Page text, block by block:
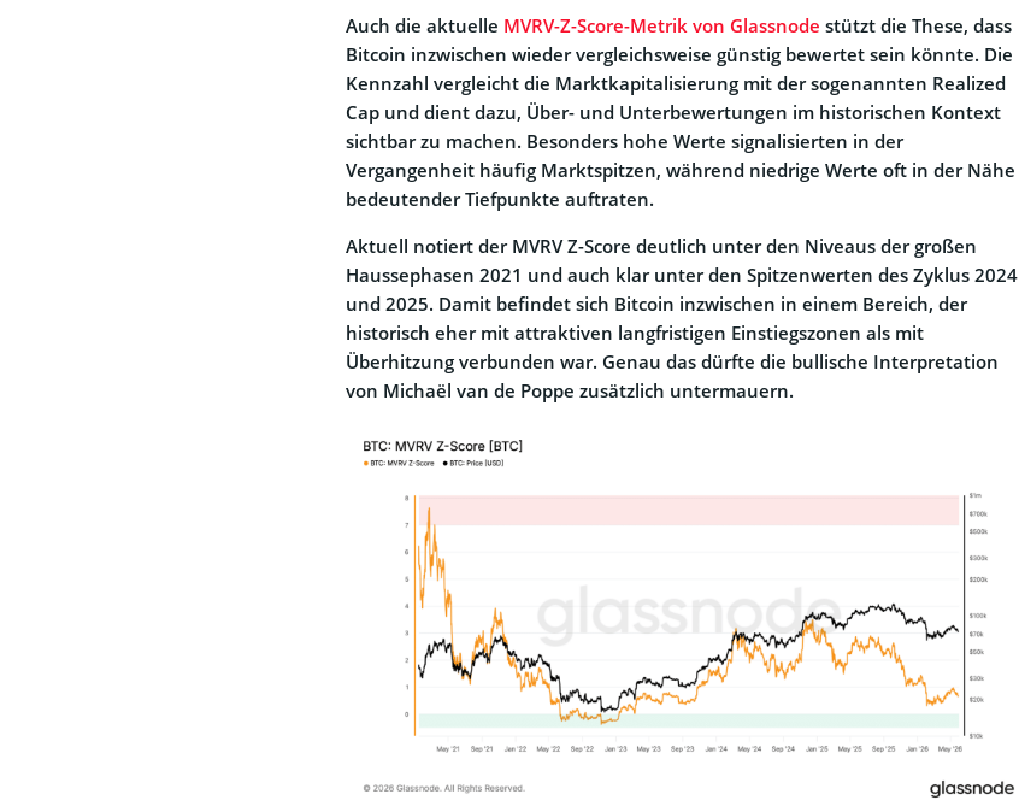
Auch die aktuelle MVRV-Z-Score-Metrik von Glassnode stützt die These, dass
Bitcoin inzwischen wieder vergleichsweise günstig bewertet sein könnte. Die
Kennzahl vergleicht die Marktkapitalisierung mit der sogenannten Realized
Cap und dient dazu, Über- und Unterbewertungen im historischen Kontext
sichtbar zu machen. Besonders hohe Werte signalisierten in der
Vergangenheit häufig Marktspitzen, während niedrige Werte oft in der Nähe
bedeutender Tiefpunkte auftraten.
Aktuell notiert der MVRV Z-Score deutlich unter den Niveaus der großen
Haussephasen 2021 und auch klar unter den Spitzenwerten des Zyklus 2024
und 2025. Damit befindet sich Bitcoin inzwischen in einem Bereich, der
historisch eher mit attraktiven langfristigen Einstiegszonen als mit
Überhitzung verbunden war. Genau das dürfte die bullische Interpretation
von Michaël van de Poppe zusätzlich untermauern.